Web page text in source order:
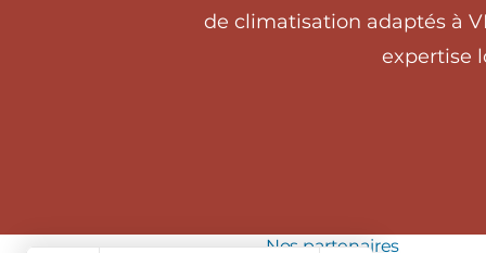
de climatisation adaptés à
expertise
Nos partenaires